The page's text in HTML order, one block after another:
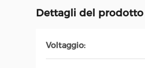
Dettagli del prodotto
Voltaggio: